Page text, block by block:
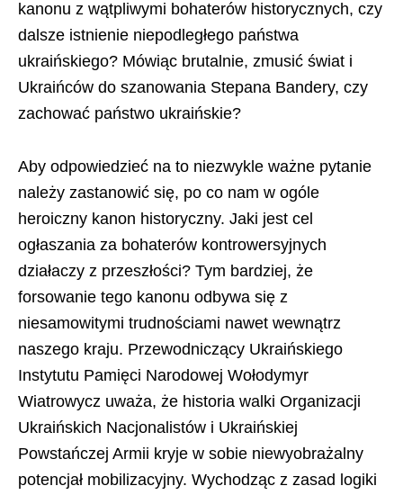
kanonu z wątpliwymi bohaterów historycznych, czy
dalsze istnienie niepodległego państwa
ukraińskiego? Mówiąc brutalnie, zmusić świat i
Ukraińców do szanowania Stepana Bandery, czy
zachować państwo ukraińskie?
Aby odpowiedzieć na to niezwykle ważne pytanie
należy zastanowić się, po co nam w ogóle
heroiczny kanon historyczny. Jaki jest cel
ogłaszania za bohaterów kontrowersyjnych
działaczy z przeszłości? Tym bardziej, że
forsowanie tego kanonu odbywa się z
niesamowitymi trudnościami nawet wewnątrz
naszego kraju. Przewodniczący Ukraińskiego
Instytutu Pamięci Narodowej Wołodymyr
Wiatrowycz uważa, że historia walki Organizacji
Ukraińskich Nacjonalistów i Ukraińskiej
Powstańczej Armii kryje w sobie niewyobrażalny
potencjał mobilizacyjny. Wychodząc z zasad logiki